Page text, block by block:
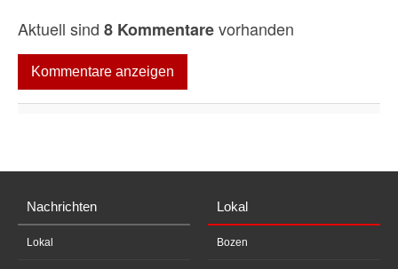
Aktuell sind 8 Kommentarevorhanden
Kommentare anzeigen
Nachrichten
Lokal
Lokal
Bozen